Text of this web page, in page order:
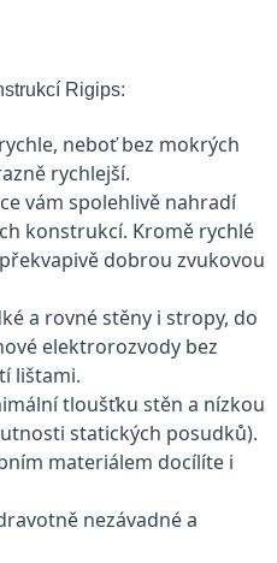
Rigips:
neboť bez mokrých
rychlejší.
vám spolehlivě nahradí
konstrukcí. Kromě rychlé
dobrou zvukovou
a rovné stěny i stropy, do
elektrorozvody bez
lištami.
tloušťku stěn a nízkou
statických posudků).
materiálem docílíte i
nezávadné a